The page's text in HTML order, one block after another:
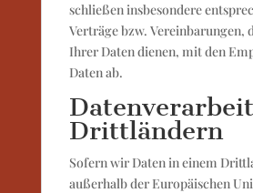
schließen insbesondere
Verträge bzw. Vereinbarungen,
Ihrer Daten dienen, mit den
Daten ab.
Drittländern
Sofern wir Daten in einem
außerhalb der Europäischen